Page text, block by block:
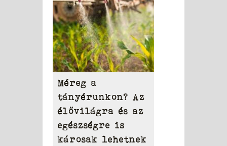
Méreg a
tányérunkon? Az
élővilágra és az
egészségre is
károsak lehetnek